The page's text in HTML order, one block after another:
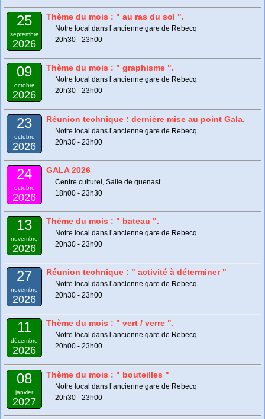
25
septembre
2026
Thème du mois : " au ras du sol ".
Notre local dans l’ancienne gare de Rebecq
20h30 - 23h00
09
octobre
2026
Thème du mois : " graphisme ".
Notre local dans l’ancienne gare de Rebecq
20h30 - 23h00
23
octobre
2026
Réunion technique : dernière mise au point Gala.
Notre local dans l’ancienne gare de Rebecq
20h30 - 23h00
24
octobre
2026
GALA 2026
Centre culturel, Salle de quenast.
18h00 - 23h30
13
novembre
2026
Thème du mois : " bateau ".
Notre local dans l’ancienne gare de Rebecq
20h30 - 23h00
27
novembre
2026
Réunion technique : " activité à déterminer "
Notre local dans l’ancienne gare de Rebecq
20h30 - 23h00
11
décembre
2026
Thème du mois : " vert / verre ".
Notre local dans l’ancienne gare de Rebecq
20h00 - 23h00
08
janvier
2027
Thème du mois : " bouteilles "
Notre local dans l’ancienne gare de Rebecq
20h30 - 23h00